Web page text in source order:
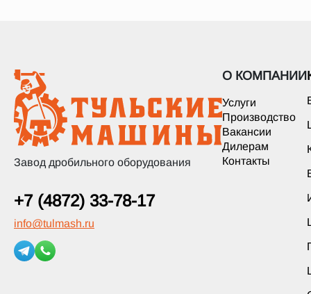
Завод дробильного оборудования
+7 (4872) 33-78-17
info@tulmash.ru
О КОМПАНИИ
Услуги
Производство
Вакансии
Дилерам
Контакты